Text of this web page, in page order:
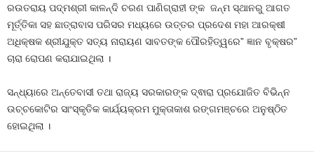
ରଉତରାୟ ପଦ୍ମଶ୍ରୀ କାଳନ୍ଦି ଚରଣ ପାଣିଗ୍ରାହୀ ଙ୍କ ଜନ୍ମ ସ୍ଥାନରୁ ଆଗତ
ମୂର୍ତ୍ତିକା ସହ ଛାତ୍ରାବାସ ପରିସର ମଧ୍ୟରେ ଉତ୍ତର ପ୍ରଦେଶ ମହା ଆରକ୍ଷୀ
ଅଧିକ୍ଷକ ଶ୍ରୀଯୁକ୍ତ ସତ୍ୟ ନାରାୟଣ ସାବତଙ୍କ ପୌରହିତ୍ୱରେ” ଜ୍ଞାନ ବୃକ୍ଷର”
ଚାରା ରୋପଣ କରାଯାଇଥିଲା ।
ସନ୍ଧ୍ୟାରେ ଅନ୍ତେବାସୀ ତଥା ରାଜ୍ୟ ସରକାରଙ୍କ ଦ୍ଵାରା ପ୍ରଯୋଜିତ ବିଭିନ୍ନ
ଉଚ୍ଚକୋଟିର ସାଂସ୍କୃତିକ କାର୍ଯ୍ୟକ୍ରମ ମୁକ୍ତାକାଶ ରଙ୍ଗମଞ୍ଚରେ ଅନୁଷ୍ଠିତ
ହୋଇଥିଲା ।